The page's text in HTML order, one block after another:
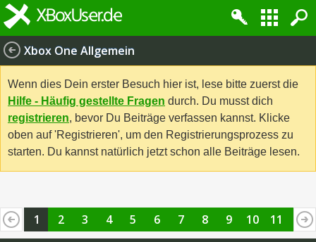
Xbox One Allgemein
Wenn dies Dein erster Besuch hier ist, lese bitte zuerst die
Hilfe - Häufig gestellte Fragen durch. Du musst dich
registrieren, bevor Du Beiträge verfassen kannst. Klicke
oben auf 'Registrieren', um den Registrierungsprozess zu
starten. Du kannst natürlich jetzt schon alle Beiträge lesen.
1 2 3 4 5 6 7 8 9 10 11
12